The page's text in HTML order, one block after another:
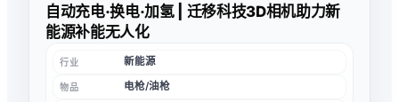
自动充电·换电·加氢 | 迁移科技3D相机助力新
能源补能无人化
行业 新能源
物品 电枪/油枪